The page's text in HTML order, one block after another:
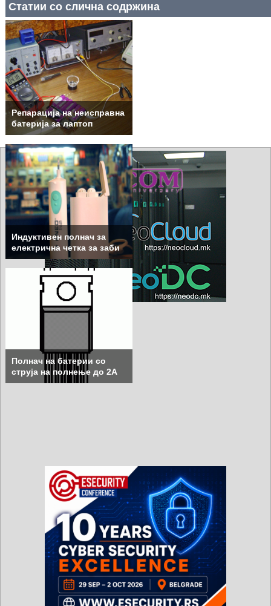
Статии со слична содржина
Репарација на неисправна
батерија за лаптоп
Индуктивен полнач за
електрична четка за заби
Полнач на батерии со
струја на полнење до 2A